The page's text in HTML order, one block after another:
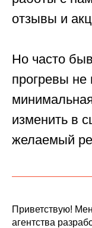
отзывы и
Но часто
прогревы не
изменить в
желаемый
Приветствую!
агентства